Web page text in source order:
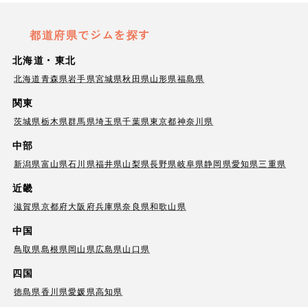
都道府県でジムを探す
北海道・東北
北海道青森県岩手県宮城県秋田県山形県福島県
関東
茨城県栃木県群馬県埼玉県千葉県東京都神奈川県
中部
新潟県富山県石川県福井県山梨県長野県岐阜県静岡県愛知県三重県
近畿
滋賀県京都府大阪府兵庫県奈良県和歌山県
中国
鳥取県島根県岡山県広島県山口県
四国
徳島県香川県愛媛県高知県